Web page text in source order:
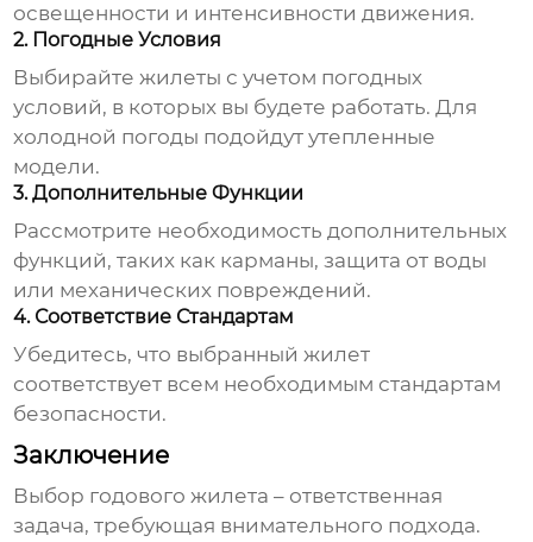
освещенности и интенсивности движения.
2. Погодные Условия
Выбирайте жилеты с учетом погодных
условий, в которых вы будете работать. Для
холодной погоды подойдут утепленные
модели.
3. Дополнительные Функции
Рассмотрите необходимость дополнительных
функций, таких как карманы, защита от воды
или механических повреждений.
4. Соответствие Стандартам
Убедитесь, что выбранный жилет
соответствует всем необходимым стандартам
безопасности.
Заключение
Выбор годового жилета – ответственная
задача, требующая внимательного подхода.